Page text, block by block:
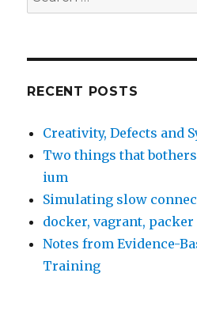
for:
RECENT POSTS
Creativity, Defects and
Two things that
ium
Simulating slow
docker, vagrant, packer
Notes from Evidence-
Training